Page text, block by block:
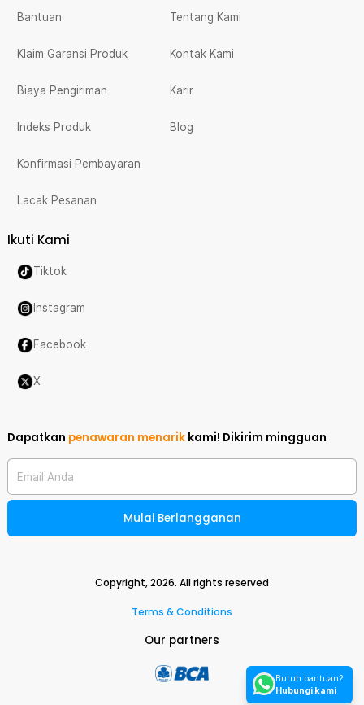
Bantuan
Klaim Garansi Produk
Biaya Pengiriman
Indeks Produk
Konfirmasi Pembayaran
Lacak Pesanan
Tentang Kami
Kontak Kami
Karir
Blog
Ikuti Kami
Tiktok
Instagram
Facebook
X
Dapatkan penawaran menarik kami! Dikirim mingguan
Email Anda
Mulai Berlangganan
Copyright,2026. All rights reserved
Terms & Conditions
Our partners
Butuh bantuan?
Hubungi kami